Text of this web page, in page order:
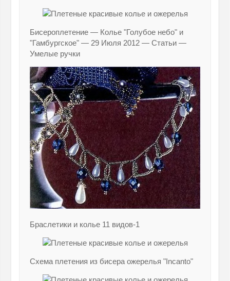
Бисероплетение — Колье "Голубое небо" и
"Гамбургское" — 29 Июля 2012 — Статьи —
Умелые ручки
Браслетики и колье 11 видов-1
Схема плетения из бисера ожерелья "Incanto"